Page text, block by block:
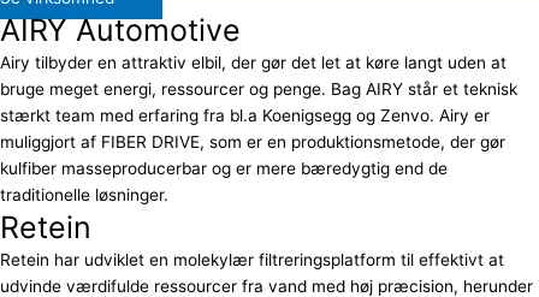
AIRY Automotive
Airy tilbyder en attraktiv elbil, der gør det let at køre langt uden at
bruge meget energi, ressourcer og penge. Bag AIRY står et teknisk
stærkt team med erfaring fra bl.a Koenigsegg og Zenvo. Airy er
muliggjort af FIBER DRIVE, som er en produktionsmetode, der gør
kulfiber masseproducerbar og er mere bæredygtig end de
traditionelle løsninger.
Retein
Retein har udviklet en molekylær filtreringsplatform til effektivt at
udvinde værdifulde ressourcer fra vand med høj præcision, herunder